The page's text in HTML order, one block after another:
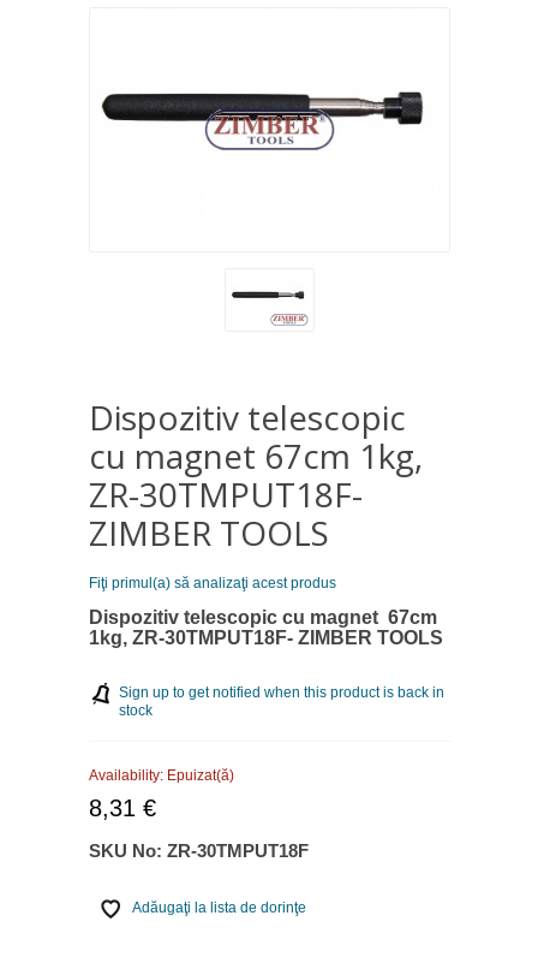
Dispozitiv telescopic
cu magnet 67cm 1kg,
ZR-30TMPUT18F-
ZIMBER TOOLS
Fiţi primul(a) să analizaţi acest produs
Dispozitiv telescopic cu magnet 67cm
1kg, ZR-30TMPUT18F- ZIMBER TOOLS
Sign up to get notified when this product is back in
stock
Availability: Epuizat(ă)
8,31 €
SKU No: ZR-30TMPUT18F
Adăugaţi la lista de dorinţe